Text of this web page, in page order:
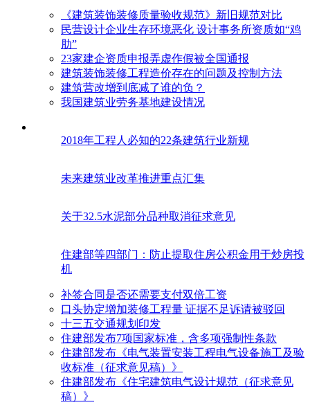
《建筑装饰装修质量验收规范》新旧规范对比
民营设计企业生存环境恶化 设计事务所资质如“鸡
肋”
23家建企资质申报弄虚作假被全国通报
建筑装饰装修工程造价存在的问题及控制方法
建筑营改增到底减了谁的负？
我国建筑业劳务基地建设情况
2018年工程人必知的22条建筑行业新规
未来建筑业改革推进重点汇集
关于32.5水泥部分品种取消征求意见
住建部等四部门：防止提取住房公积金用于炒房投
机
补签合同是否还需要支付双倍工资
口头协定增加装修工程量 证据不足诉请被驳回
十三五交通规划印发
住建部发布7项国家标准，含多项强制性条款
住建部发布《电气装置安装工程电气设备施工及验
收标准（征求意见稿）》
住建部发布《住宅建筑电气设计规范（征求意见
稿）》